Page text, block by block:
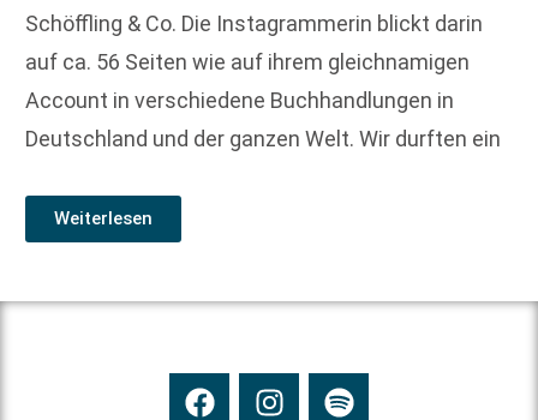
Schöffling & Co. Die Instagrammerin blickt darin
auf ca. 56 Seiten wie auf ihrem gleichnamigen
Account in verschiedene Buchhandlungen in
Deutschland und der ganzen Welt. Wir durften ein
Weiterlesen